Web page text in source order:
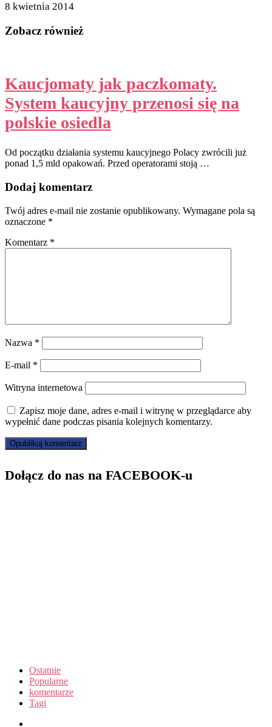
8 kwietnia 2014
Zobacz również
Kaucjomaty jak paczkomaty.
System kaucyjny przenosi się na
polskie osiedla
Od początku działania systemu kaucyjnego Polacy zwrócili już
ponad 1,5 mld opakowań. Przed operatorami stoją …
Dodaj komentarz
Twój adres e-mail nie zostanie opublikowany. Wymagane pola są
oznaczone *
Komentarz *
Nazwa *
E-mail *
Witryna internetowa
Zapisz moje dane, adres e-mail i witrynę w przeglądarce aby
wypełnić dane podczas pisania kolejnych komentarzy.
Dołącz do nas na FACEBOOK-u
Ostatnie
Popularne
komentarze
Tagi